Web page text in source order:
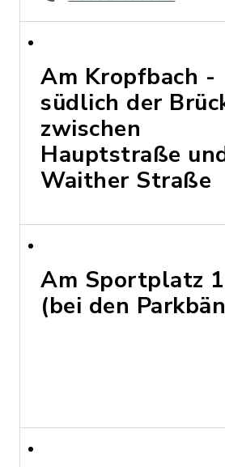
Am Kropfbach -
südlich der
zwischen
Hauptstraße
Waither Straße
Am Sportplatz
(bei den